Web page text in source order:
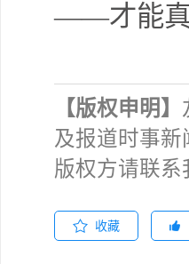
——才能真
【版权申明】
及报道时事
版权方请联系
收藏